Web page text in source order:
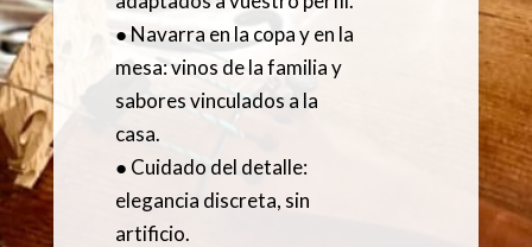
● Navarra en la copa y en la
mesa: vinos de la familia y
sabores vinculados a la
casa.
● Cuidado del detalle:
elegancia discreta, sin
artificio.